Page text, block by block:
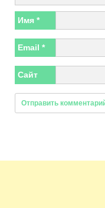
Имя *
Email *
Сайт